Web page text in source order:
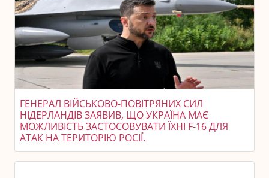
ГЕНЕРАЛ ВІЙСЬКОВО-ПОВІТРЯНИХ СИЛ
НІДЕРЛАНДІВ ЗАЯВИВ, ЩО УКРАЇНА МАЄ
МОЖЛИВІСТЬ ЗАСТОСОВУВАТИ ЇХНІ F-16 ДЛЯ
АТАК НА ТЕРИТОРІЮ РОСІЇ.